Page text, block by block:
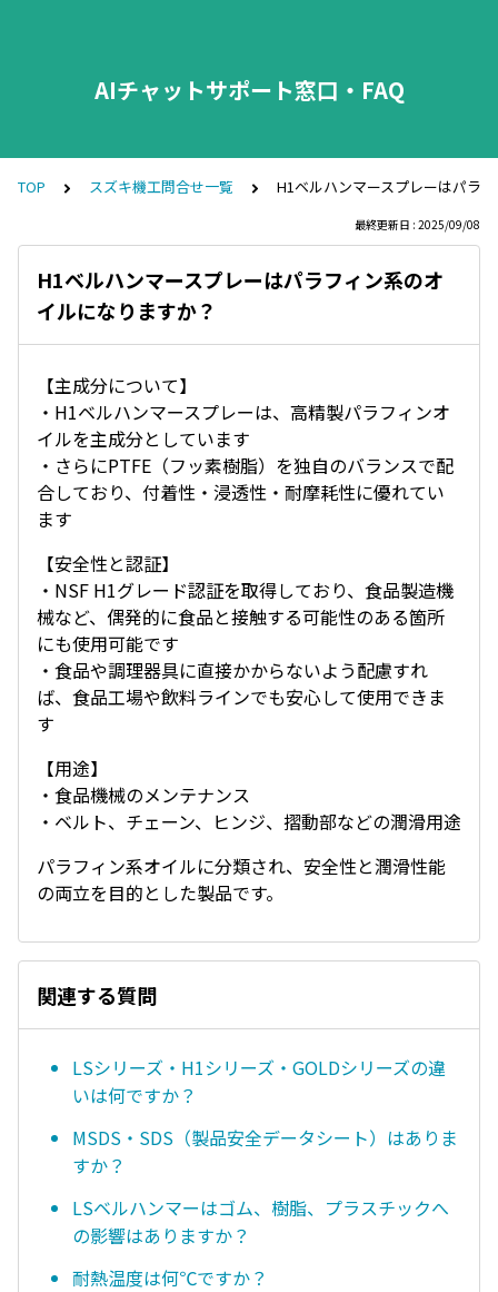
AIチャットサポート窓口・FAQ
TOP スズキ機工問合せ一覧 H1ベルハンマースプレーはパラ
最終更新日 : 2025/09/08
H1ベルハンマースプレーはパラフィン系のオ
イルになりますか？
【主成分について】
・H1ベルハンマースプレーは、高精製パラフィンオ
イルを主成分としています
・さらにPTFE（フッ素樹脂）を独自のバランスで配
合しており、付着性・浸透性・耐摩耗性に優れてい
ます
【安全性と認証】
・NSF H1グレード認証を取得しており、食品製造機
械など、偶発的に食品と接触する可能性のある箇所
にも使用可能です
・食品や調理器具に直接かからないよう配慮すれ
ば、食品工場や飲料ラインでも安心して使用できま
す
【用途】
・食品機械のメンテナンス
・ベルト、チェーン、ヒンジ、摺動部などの潤滑用途
パラフィン系オイルに分類され、安全性と潤滑性能
の両立を目的とした製品です。
関連する質問
LSシリーズ・H1シリーズ・GOLDシリーズの違
いは何ですか？
MSDS・SDS（製品安全データシート）はありま
すか？
LSベルハンマーはゴム、樹脂、プラスチックへ
の影響はありますか？
耐熱温度は何℃ですか？